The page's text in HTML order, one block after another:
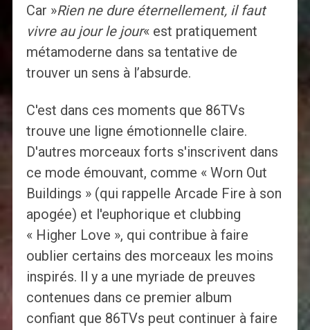
Car »Rien ne dure éternellement, il faut
vivre au jour le jour« est pratiquement
métamoderne dans sa tentative de
trouver un sens à l’absurde.
C'est dans ces moments que 86TVs
trouve une ligne émotionnelle claire.
D'autres morceaux forts s'inscrivent dans
ce mode émouvant, comme « Worn Out
Buildings » (qui rappelle Arcade Fire à son
apogée) et l'euphorique et clubbing
« Higher Love », qui contribue à faire
oublier certains des morceaux les moins
inspirés. Il y a une myriade de preuves
contenues dans ce premier album
confiant que 86TVs peut continuer à faire